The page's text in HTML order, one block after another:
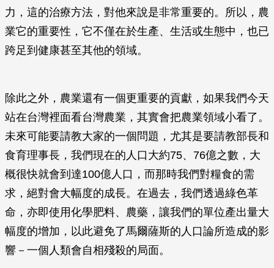
力，這的治療方法，對他來說是非常重要的。所以，農
業它的重要性，它不僅在於生產、生活或生態中，也已
跨足到健康甚至其他的領域。
除此之外，農業還有一個更重要的貢獻，如果我們今天
站在台灣裡面看台灣農業，其實會把農業領域小看了。
未來可能要請教大家的一個問題，尤其是要請教部長和
食育理事長，我們現在的人口大約75、76億之數，大
概很快就會到達100億人口，而那時我們對糧食的需
求，絕對會大幅度的成長。在過去，我們透過綠色革
命，亦即使用化學肥料、農藥，讓我們的單位產出量大
幅度的增加，以此避免了馬爾薩斯的人口論所造成的影
響－一個人類會自相殘殺的局面。